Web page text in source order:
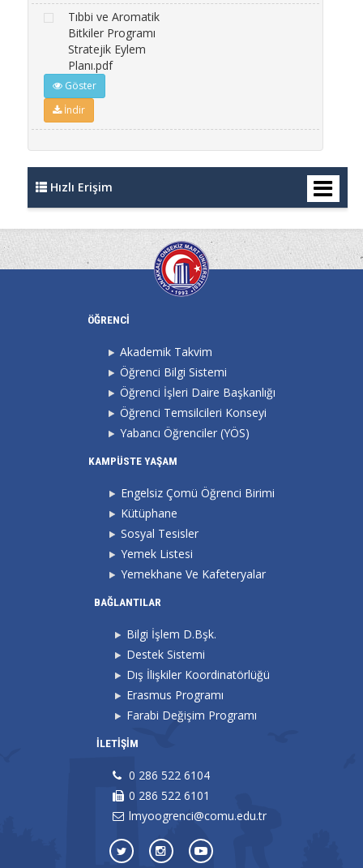
Tıbbi ve Aromatik
Bitkiler Programı
Stratejik Eylem
Planı.pdf
Göster
İndir
Hızlı Erişim
ÖĞRENCİ
Akademik Takvim
Öğrenci Bilgi Sistemi
Öğrenci İşleri Daire Başkanlığı
Öğrenci Temsilcileri Konseyi
Yabancı Öğrenciler (YÖS)
KAMPÜSTE YAŞAM
Engelsiz Çomü Öğrenci Birimi
Kütüphane
Sosyal Tesisler
Yemek Listesi
Yemekhane Ve Kafeteryalar
BAĞLANTILAR
Bilgi İşlem D.Bşk.
Destek Sistemi
Dış İlişkiler Koordinatörlüğü
Erasmus Programı
Farabi Değişim Programı
İLETİŞİM
0 286 522 6104
0 286 522 6101
lmyoogrenci@comu.edu.tr